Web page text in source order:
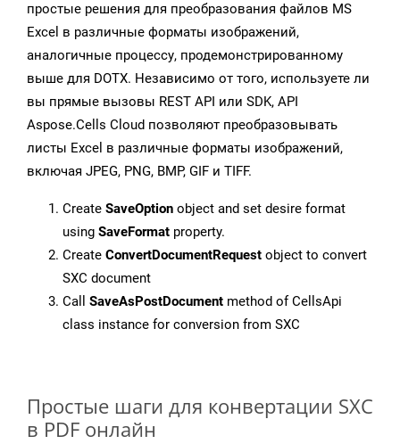
простые решения для преобразования файлов MS
Excel в различные форматы изображений,
аналогичные процессу, продемонстрированному
выше для DOTX. Независимо от того, используете ли
вы прямые вызовы REST API или SDK, API
Aspose.Cells Cloud позволяют преобразовывать
листы Excel в различные форматы изображений,
включая JPEG, PNG, BMP, GIF и TIFF.
Create SaveOption object and set desire format
using SaveFormat property.
Create ConvertDocumentRequest object to convert
SXC document
Call SaveAsPostDocument method of CellsApi
class instance for conversion from SXC
Простые шаги для конвертации SXC
в PDF онлайн